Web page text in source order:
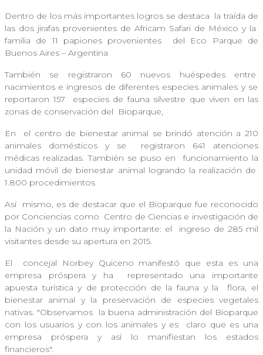
Dentro de los más importantes logros se destaca la traída de
las dos jirafas provenientes de Africam Safari de México y la
familia de 11 papiones provenientes
del Eco Parque de
Buenos Aires – Argentina
También se registraron 60 nuevos huéspedes entre
nacimientos e ingresos de diferentes especies animales y se
reportaron 157
especies de fauna silvestre que viven en las
zonas de conservación del
Bioparque,
En
el centro de bienestar animal se brindó atención a 210
animales domésticos y se
registraron 641 atenciones
médicas realizadas. También se puso en
funcionamiento la
unidad móvil de bienestar animal logrando la realización de
1.800 procedimientos
Así mismo, es de destacar que el Bioparque fue reconocido
por Conciencias como Centro de Ciencias e investigación de
la Nación y un dato muy importante: el
ingreso de 285 mil
visitantes desde su apertura en 2015.
El
concejal Norbey Quiceno manifestó que esta es una
empresa próspera y ha
representado una importante
apuesta turística y de protección de la fauna y la
flora, el
bienestar animal y la preservación de especies vegetales
nativas. "Observamos
la buena administración del Bioparque
con los usuarios y con los animales y es
claro que es una
empresa próspera y así lo manifiestan los estados
financieros".